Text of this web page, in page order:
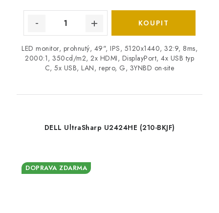
LED monitor, prohnutý, 49", IPS, 5120x1440, 32:9, 8ms,
2000:1, 350cd/m2, 2x HDMI, DisplayPort, 4x USB typ
C, 5x USB, LAN, repro, G, 3YNBD on-site
DELL UltraSharp U2424HE (210-BKJF)
DOPRAVA ZDARMA